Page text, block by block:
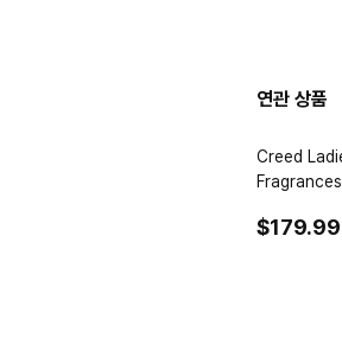
연관 상품
Creed Ladies Mini Set Gift Set
Fragrances
$179.99